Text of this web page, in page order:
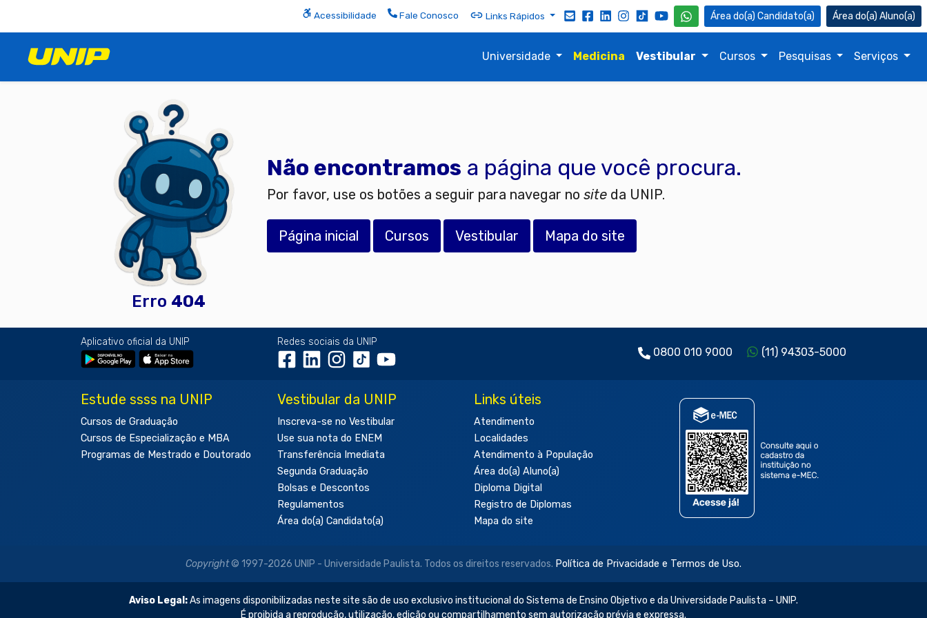
Acessibilidade Fale Conosco Links Rápidos Candidato(a) Aluno(a)
Universidade Medicina Vestibular Cursos Pesquisas Serviços
Erro 404
Não encontramos a página que você procura.
Por favor, use os botões a seguir para navegar no site da UNIP.
Página inicial Cursos Vestibular Mapa do site
Aplicativo oficial da UNIP Redes sociais da UNIP
0800 010 9000 (11) 94303-5000
Estude ssss na UNIP
Cursos de Graduação
Cursos de Especialização e MBA
Programas de Mestrado e Doutorado
Vestibular da UNIP
Inscreva-se no Vestibular
Use sua nota do ENEM
Transferência Imediata
Segunda Graduação
Bolsas e Descontos
Regulamentos
Área do(a) Candidato(a)
Links úteis
Atendimento
Localidades
Atendimento à População
Área do(a) Aluno(a)
Diploma Digital
Registro de Diplomas
Mapa do site
Copyright© 1997-2026 UNIP - Universidade Paulista. Todos os direitos reservados. Política de Privacidade e Termos de Uso.
Aviso Legal:As imagens disponibilizadas neste site são de uso exclusivo institucional do Sistema de Ensino Objetivo e da Universidade Paulista – UNIP.
É proibida a reprodução, utilização, edição ou compartilhamento sem autorização prévia e expressa.